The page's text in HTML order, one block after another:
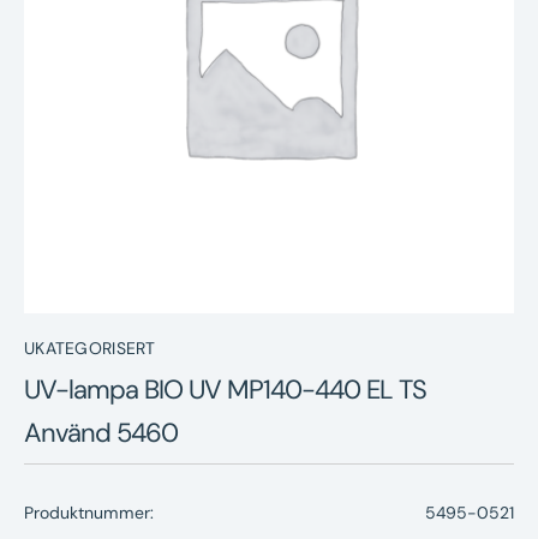
Underhållstips
Kontakt
UKATEGORISERT
UV-lampa BIO UV MP140-440 EL TS
Använd 5460
Produktnummer: 5495-0521